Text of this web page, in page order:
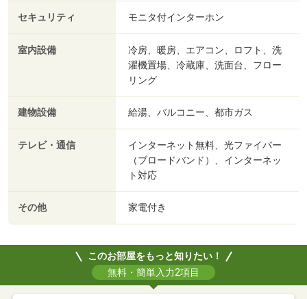
セキュリティ モニタ付インターホン
室内設備
冷房、暖房、エアコン、ロフト、洗
濯機置場、冷蔵庫、洗面台、フロー
リング
建物設備 給湯、バルコニー、都市ガス
テレビ・通信
インターネット無料、光ファイバー
（ブロードバンド）、インターネッ
ト対応
その他 家電付き
このお部屋をもっと知りたい！
無料・簡単入力2項目